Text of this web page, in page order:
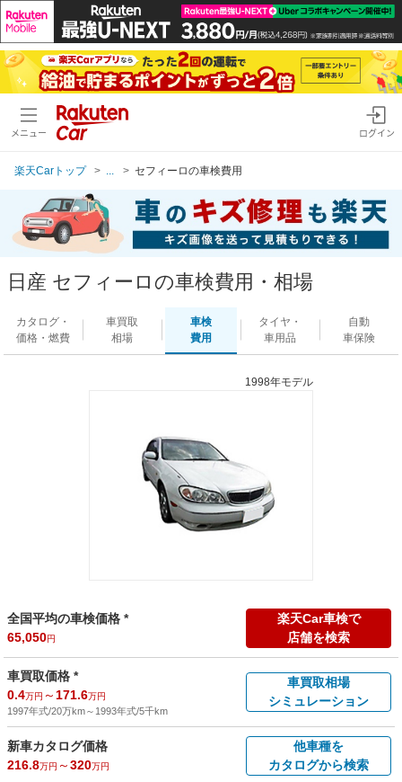
メニュー ログイン
楽天Carトップ セフィーロの車検費用
日産 セフィーロの車検費用・相場
カタログ・
価格・燃費
車買取
相場
車検
費用
タイヤ・
車用品
自動
車保険
1998年モデル
全国平均の車検価格 *
65,050円
楽天Car車検で
店舗を検索
車買取価格 *
0.4万円 ～ 171.6万円
1997年式/20万km～ 1993年式/5千km
車買取相場
シミュレーション
新車カタログ価格
216.8万円 ～320万円
他車種を
カタログから検索